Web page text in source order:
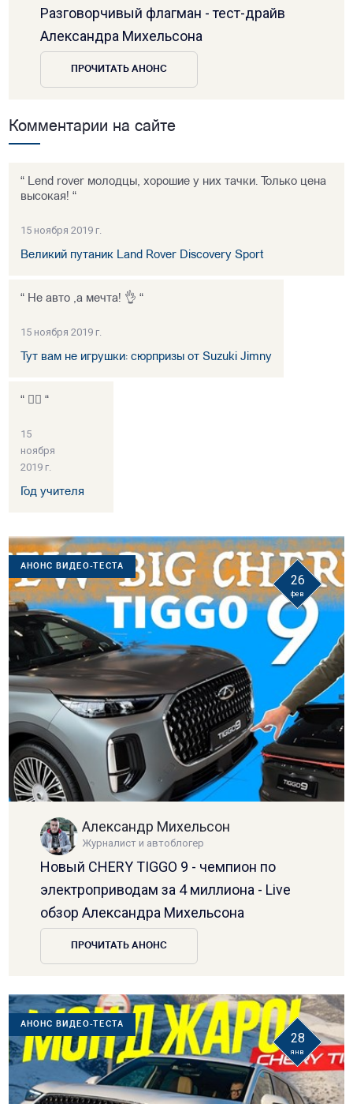
Разговорчивый флагман - тест-драйв
Александра Михельсона
ПРОЧИТАТЬ АНОНС
Комментарии на сайте
“ Lend rover молодцы, хорошие у них тачки. Только цена
высокая! “
15 ноября 2019 г.
Великий путаник Land Rover Discovery Sport
“ Не авто ,а мечта! 👌 “
15 ноября 2019 г.
Тут вам не игрушки: сюрпризы от Suzuki Jimny
“ 👍🏻 “
15
ноября
2019 г.
Год учителя
АНОНС ВИДЕО-ТЕСТА
26
фев
Александр Михельсон
Журналист и автоблогер
Новый CHERY TIGGO 9 - чемпион по
электроприводам за 4 миллиона - Live
обзор Александра Михельсона
ПРОЧИТАТЬ АНОНС
АНОНС ВИДЕО-ТЕСТА
28
янв